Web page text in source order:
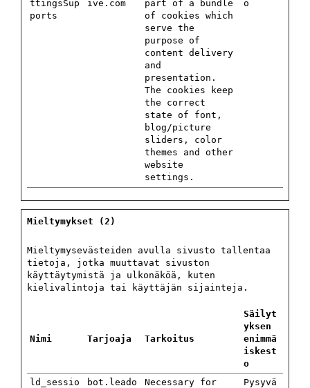
ttingsSup
ports
ive.com
part of a bundle
of cookies which
serve the
purpose of
content delivery
and
presentation.
The cookies keep
the correct
state of font,
blog/picture
sliders, color
themes and other
website
settings.
o
Mieltymykset (2)
Mieltymysevästeiden avulla sivusto tallentaa
tietoja, jotka muuttavat sivuston
käyttäytymistä ja ulkonäköä, kuten
kielivalintoja tai käyttäjän sijainteja.
Nimi Tarjoaja Tarkoitus
Säilyt
yksen
enimmä
iskest
o
ld_sessio
bot.leado
Necessary for
Pysyvä